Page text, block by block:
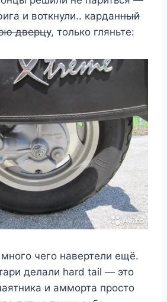
и воткнули.. карданный
дверцу, только гляньте:
чего навертели ещё.
делали hard tail — это
и амморта просто